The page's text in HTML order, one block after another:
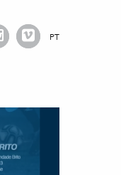
PT